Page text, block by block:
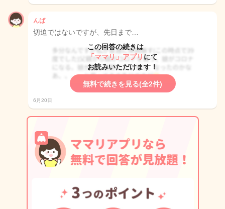
んば
切迫ではないですが、先日まで…
この回答の続きは
「ママリ」アプリ にて
お読みいただけます！
無料で続きを見る(全2件)
6月20日